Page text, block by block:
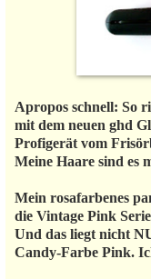
Apropos schnell: So
mit dem neuen ghd
Profigerät vom
Meine Haare sind es
Mein rosafarbenes
die Vintage Pink
Und das liegt nicht
Candy-Farbe Pink.